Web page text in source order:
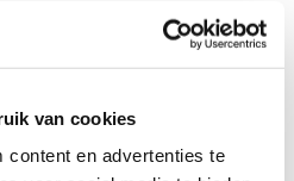
van cookies
content en advertenties te
bijbehorende reservoir.
zien dat een neushoorn
wordt er geen water
regens begin dit jaar staat